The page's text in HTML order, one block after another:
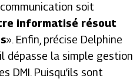
soit
informatisé résout
». Enfin, précise Delphine
dépasse la simple gestion
DMI. Puisqu’ils sont